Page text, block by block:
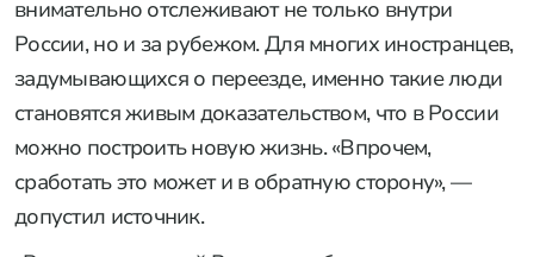
внимательно отслеживают не только внутри
России, но и за рубежом. Для многих иностранцев,
задумывающихся о переезде, именно такие люди
становятся живым доказательством, что в России
можно построить новую жизнь. «Впрочем,
сработать это может и в обратную сторону», —
допустил источник.